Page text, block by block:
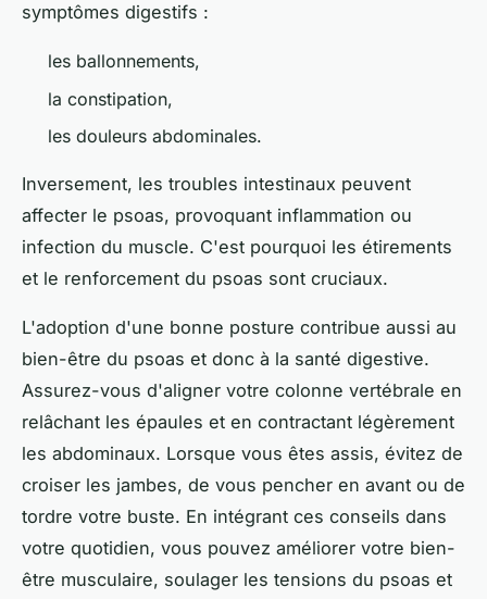
symptômes digestifs :
les ballonnements,
la constipation,
les douleurs abdominales.
Inversement, les troubles intestinaux peuvent
affecter le psoas, provoquant inflammation ou
infection du muscle. C'est pourquoi les étirements
et le renforcement du psoas sont cruciaux.
L'adoption d'une bonne posture contribue aussi au
bien-être du psoas et donc à la santé digestive.
Assurez-vous d'aligner votre colonne vertébrale en
relâchant les épaules et en contractant légèrement
les abdominaux. Lorsque vous êtes assis, évitez de
croiser les jambes, de vous pencher en avant ou de
tordre votre buste. En intégrant ces conseils dans
votre quotidien, vous pouvez améliorer votre bien-
être musculaire, soulager les tensions du psoas et